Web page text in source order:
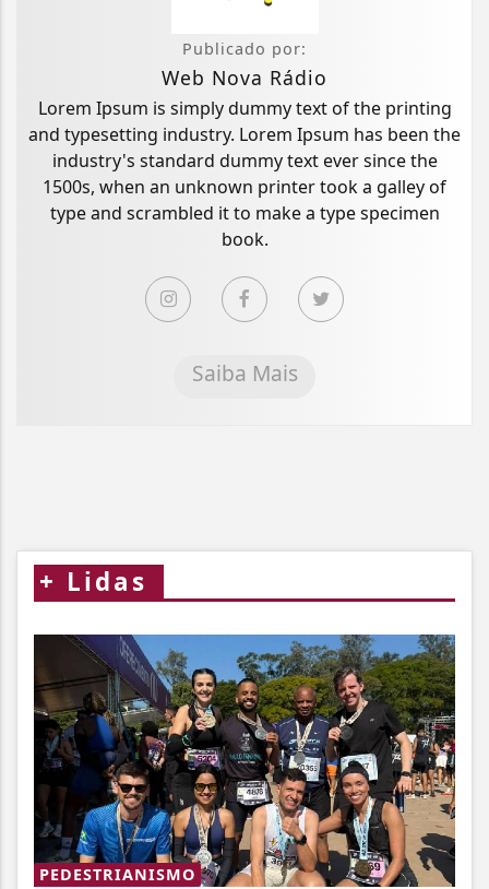
Publicado por:
Web Nova Rádio
Lorem Ipsum is simply dummy text of the printing
and typesetting industry. Lorem Ipsum has been the
industry's standard dummy text ever since the
1500s, when an unknown printer took a galley of
type and scrambled it to make a type specimen
book.
Saiba Mais
+ Lidas
PEDESTRIANISMO